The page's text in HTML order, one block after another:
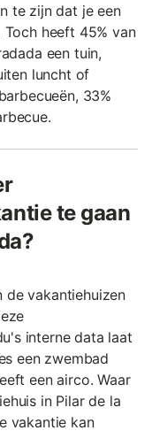
te zijn dat je een
heeft 45% van
een tuin,
luncht of
33%
te gaan
de vakantiehuizen
interne data laat
een zwembad
een airco. Waar
in Pilar de la
vakantie kan